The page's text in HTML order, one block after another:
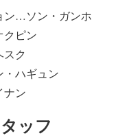
ン…ソン・ガンホ
オクピン
・ヘスク
・ハギュン
ナン
ッフ